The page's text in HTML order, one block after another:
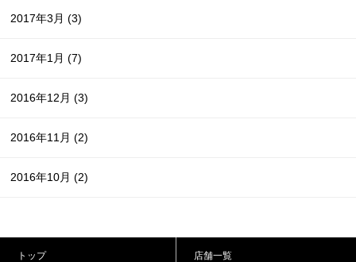
2017年3月(3)
2017年1月(7)
2016年12月(3)
2016年11月(2)
2016年10月(2)
トップ 店舗一覧